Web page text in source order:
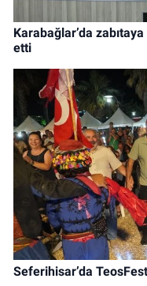
Karabağlar’da
etti
Seferihisar’da